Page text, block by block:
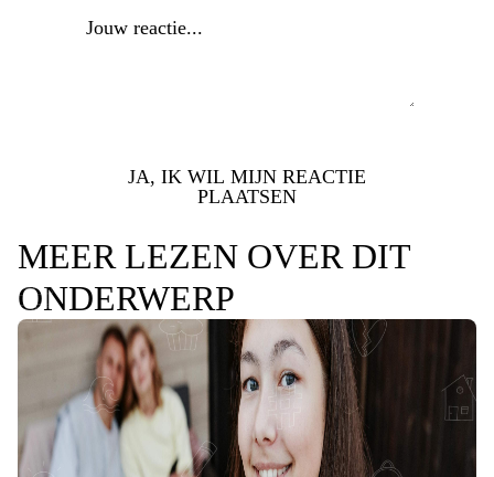
JA, IK WIL MIJN REACTIE
PLAATSEN
MEER LEZEN OVER DIT
ONDERWERP